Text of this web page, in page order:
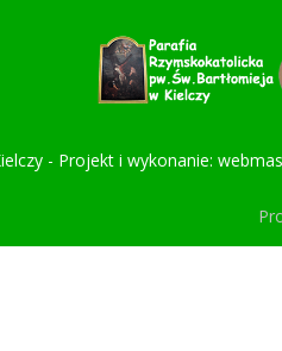
- Projekt i wykonanie: